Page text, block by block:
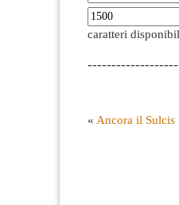
caratteri
« Ancora il Sulcis